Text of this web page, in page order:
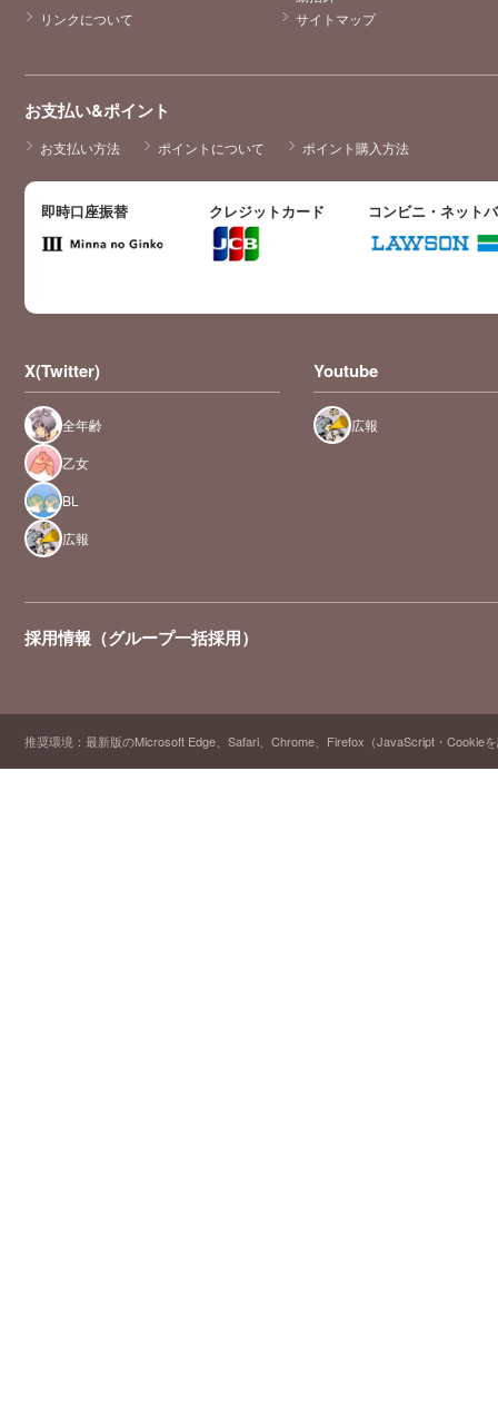
リンクについて
サイトマップ
お支払い&ポイント
お支払い方法 ポイントについて ポイント購入方法
即時口座振替 クレジットカード コンビニ・ネット
X(Twitter)
全年齢
乙女
BL
広報
Youtube
広報
採用情報（グループ一括採用）
推奨環境：最新版のMicrosoft Edge、Safari、Chrome、Firefox（JavaScript・Cookie